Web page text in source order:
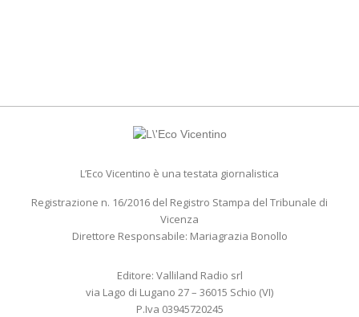
L’Eco Vicentino è una testata giornalistica
Registrazione n. 16/2016 del Registro Stampa del Tribunale di
Vicenza
Direttore Responsabile: Mariagrazia Bonollo
Editore: Valliland Radio srl
via Lago di Lugano 27 – 36015 Schio (VI)
P.Iva 03945720245